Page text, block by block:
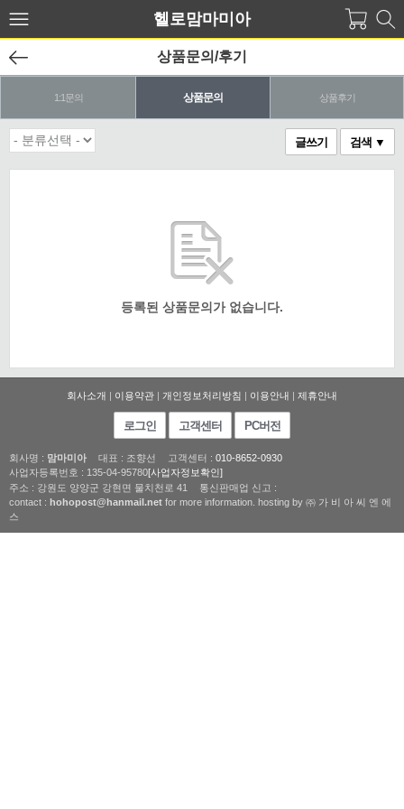
헬로맘마미아
상품문의/후기
1:1문의 상품문의 상품후기
글쓰기 검색 ▼
등록된 상품문의가 없습니다.
회사소개 | 이용약관 | 개인정보처리방침 | 이용안내 | 제휴안내
로그인 고객센터 PC버전
회사명 : 맘마미아 대표 : 조향선 고객센터 : 010-8652-0930
사업자등록번호 : 135-04-95780[사업자정보확인]
주소 : 강원도 양양군 강현면 물치천로 41
통신판매업 신고 :
contact : hohopost@hanmail.net for more information. hosting by ㈜ 가 비 아 씨 엔 에
스